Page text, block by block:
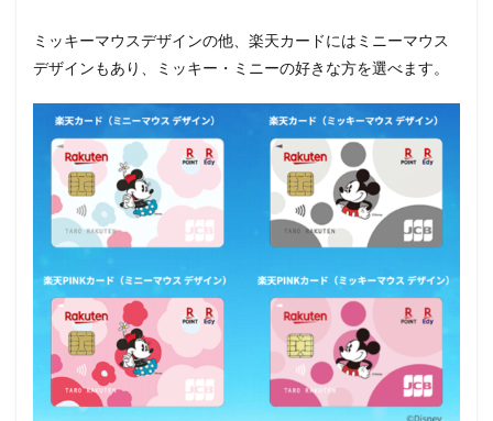
ミッキーマウスデザインの他、楽天カードにはミニーマウス
デザインもあり、ミッキー・ミニーの好きな方を選べます。